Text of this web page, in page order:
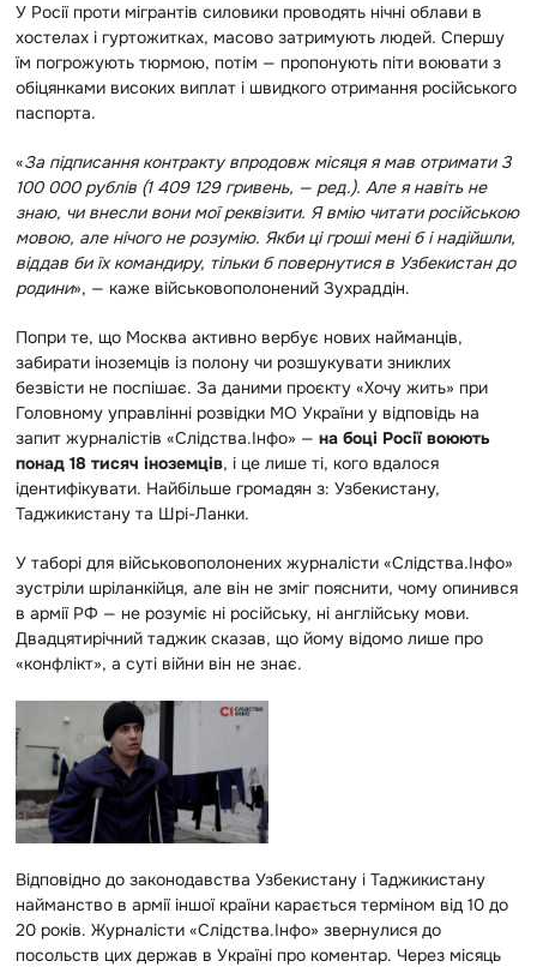
У Росії проти мігрантів силовики проводять нічні облави в
хостелах і гуртожитках, масово затримують людей. Спершу
їм погрожують тюрмою, потім — пропонують піти воювати з
обіцянками високих виплат і швидкого отримання російського
паспорта.
«За підписання контракту впродовж місяця я мав отримати 3
100 000 рублів (1 409 129 гривень, — ред.). Але я навіть не
знаю, чи внесли вони мої реквізити. Я вмію читати російською
мовою, але нічого не розумію. Якби ці гроші мені б і надійшли,
віддав би їх командиру, тільки б повернутися в Узбекистан до
родини», — каже військовополонений Зухраддін.
Попри те, що Москва активно вербує нових найманців,
забирати іноземців із полону чи розшукувати зниклих
безвісти не поспішає. За даними проєкту «Хочу жить» при
Головному управлінні розвідки МО України у відповідь на
запит журналістів «Слідства.Інфо» — на боці Росії воюють
понад 18 тисяч іноземців, і це лише ті, кого вдалося
ідентифікувати. Найбільше громадян з: Узбекистану,
Таджикистану та Шрі-Ланки.
У таборі для військовополонених журналісти «Слідства.Інфо»
зустріли шріланкійця, але він не зміг пояснити, чому опинився
в армії РФ — не розуміє ні російську, ні англійську мови.
Двадцятирічний таджик сказав, що йому відомо лише про
«конфлікт», а суті війни він не знає.
Відповідно до законодавства Узбекистану і Таджикистану
найманство в армії іншої країни карається терміном від 10 до
20 років. Журналісти «Слідства.Інфо» звернулися до
посольств цих держав в Україні про коментар. Через місяць